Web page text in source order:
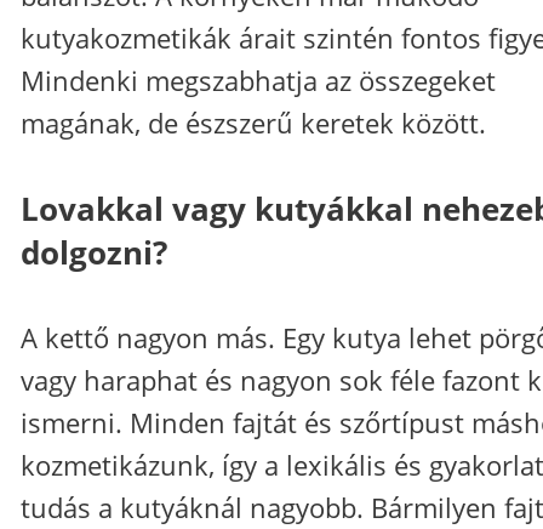
kutyakozmetikák árait szintén fontos
Mindenki megszabhatja az összegeket
magának, de észszerű keretek között.
Lovakkal vagy kutyákkal
dolgozni?
A kettő nagyon más. Egy kutya lehet
vagy haraphat és nagyon sok féle fazont
ismerni. Minden fajtát és szőrtípust
kozmetikázunk, így a lexikális és
tudás a kutyáknál nagyobb. Bármilyen